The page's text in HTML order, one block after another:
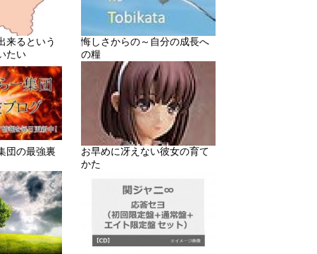
来るという
たい
悔しさからの～自分の成長へ
の糧
団の最強裏
お早めに冴えない彼女の育て
かた